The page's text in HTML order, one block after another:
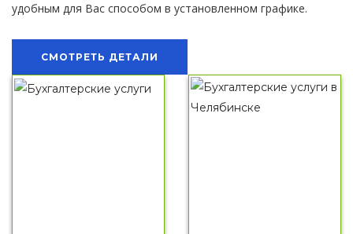
удобным для Вас способом в установленном графике.
СМОТРЕТЬ ДЕТАЛИ